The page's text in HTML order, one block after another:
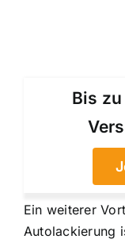
Bis
Ein weiterer
Autolackierung